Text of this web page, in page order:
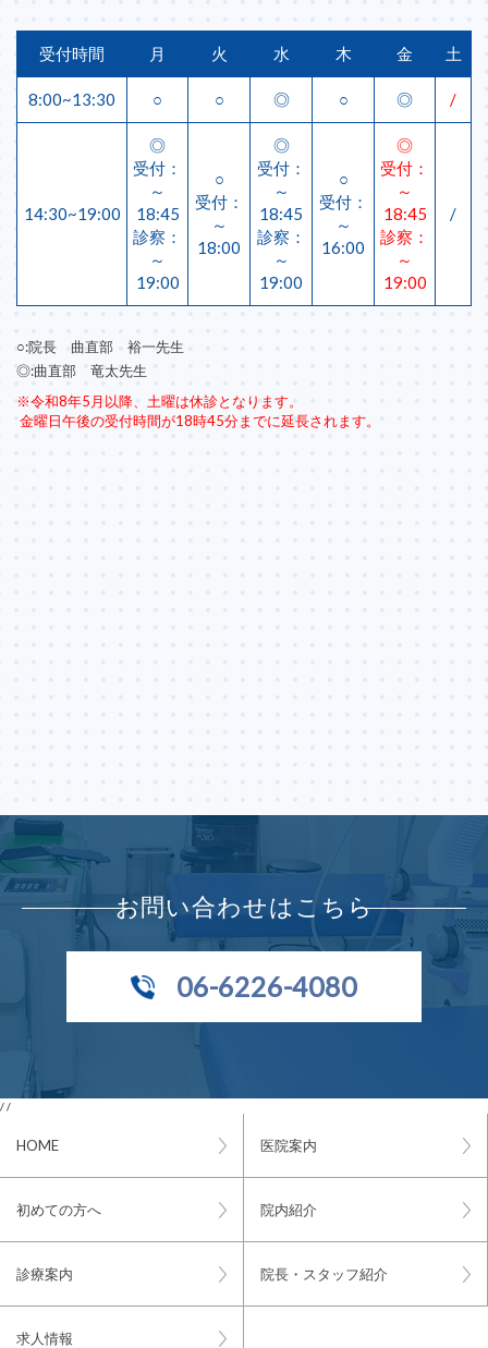
受付時間 月 火 水 木 金 土
8:00~13:30 ○ ○ ◎ ○ ◎ /
14:30~19:00
◎
受付：
～
18:45
診察：
～
19:00
○
受付：
～
18:00
◎
受付：
～
18:45
診察：
～
19:00
○
受付：
～
16:00
◎
受付：
～
18:45
診察：
～
19:00
/
○:院長 曲直部 裕一先生
◎:曲直部 竜太先生
※令和8年5月以降、土曜は休診となります。
金曜日午後の受付時間が18時45分までに延長されます。
お問い合わせはこちら
06-6226-4080
/ /
HOME 医院案内
初めての方へ 院内紹介
診療案内 院長・スタッフ紹介
求人情報